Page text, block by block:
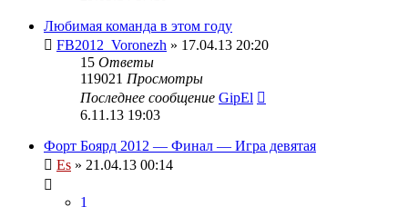
Любимая команда в этом году
FB2012_Voronezh » 17.04.13 20:20
15 Ответы
119021 Просмотры
Последнее сообщение GipEl
6.11.13 19:03
Форт Боярд 2012 — Финал — Игра девятая
Es » 21.04.13 00:14
1